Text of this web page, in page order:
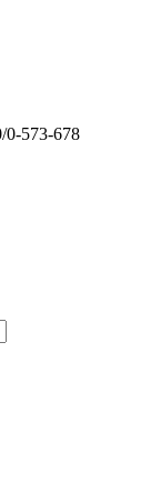
0-573-678